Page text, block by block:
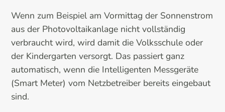
Wenn zum Beispiel am Vormittag der Sonnenstrom
aus der Photovoltaikanlage nicht vollständig
verbraucht wird, wird damit die Volksschule oder
der Kindergarten versorgt. Das passiert ganz
automatisch, wenn die Intelligenten Messgeräte
(Smart Meter) vom Netzbetreiber bereits eingebaut
sind.